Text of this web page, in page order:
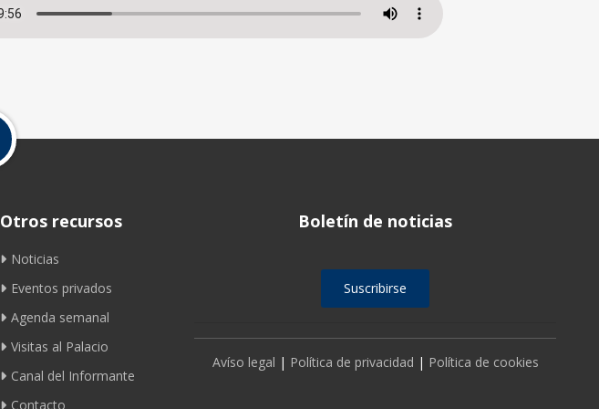
Otros recursos
Noticias
Eventos privados
Agenda semanal
Visitas al Palacio
Canal del Informante
Contacto
Boletín de noticias
Suscribirse
Avíso legal | Política de privacidad | Política de cookies